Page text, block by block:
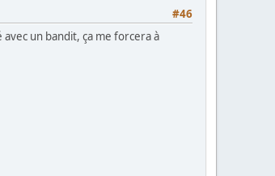
#46
un bandit, ça me forcera à